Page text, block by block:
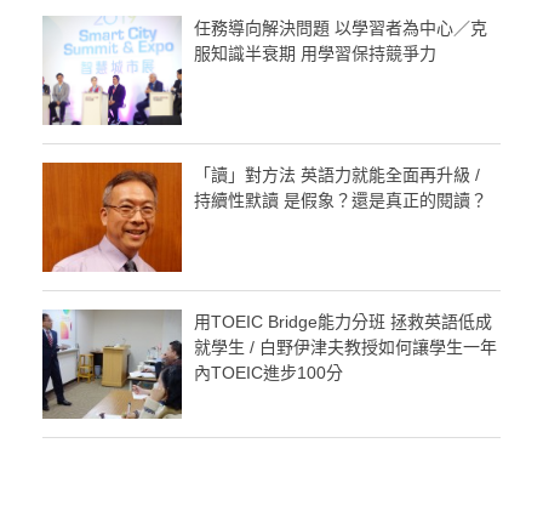
任務導向解決問題 以學習者為中心／克
服知識半衰期 用學習保持競爭力
「讀」對方法 英語力就能全面再升級 /
持續性默讀 是假象？還是真正的閱讀？
用TOEIC Bridge能力分班 拯救英語低成
就學生 / 白野伊津夫教授如何讓學生一年
內TOEIC進步100分